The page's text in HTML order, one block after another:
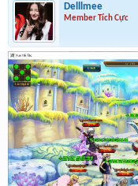
Delllmee
Member Tích Cực